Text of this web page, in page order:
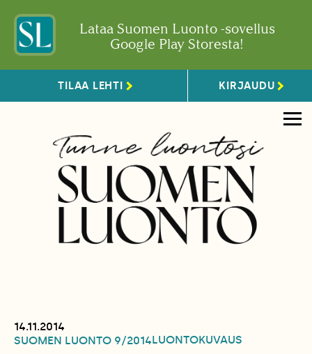
Lataa Suomen Luonto -sovellus
Google Play Storesta!
TILAA LEHTI KIRJAUDU
14.11.2014
SUOMEN LUONTO 9/2014LUONTOKUVAUS